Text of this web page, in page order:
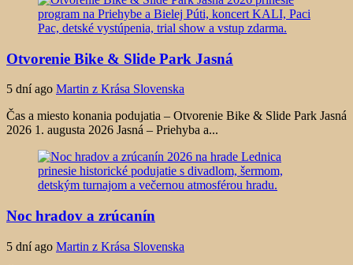
Otvorenie Bike & Slide Park Jasná
5 dní ago Martin z Krása Slovenska
Čas a miesto konania podujatia – Otvorenie Bike & Slide Park Jasná
2026 1. augusta 2026 Jasná – Priehyba a...
Noc hradov a zrúcanín
5 dní ago Martin z Krása Slovenska